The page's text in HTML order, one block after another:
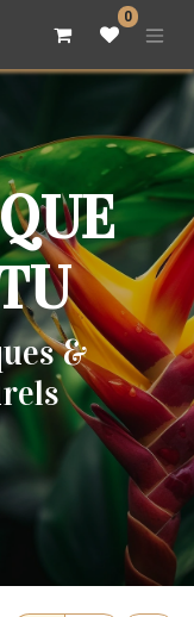
0
&